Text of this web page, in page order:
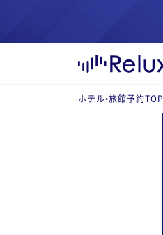
ホテル•旅館予約TOP